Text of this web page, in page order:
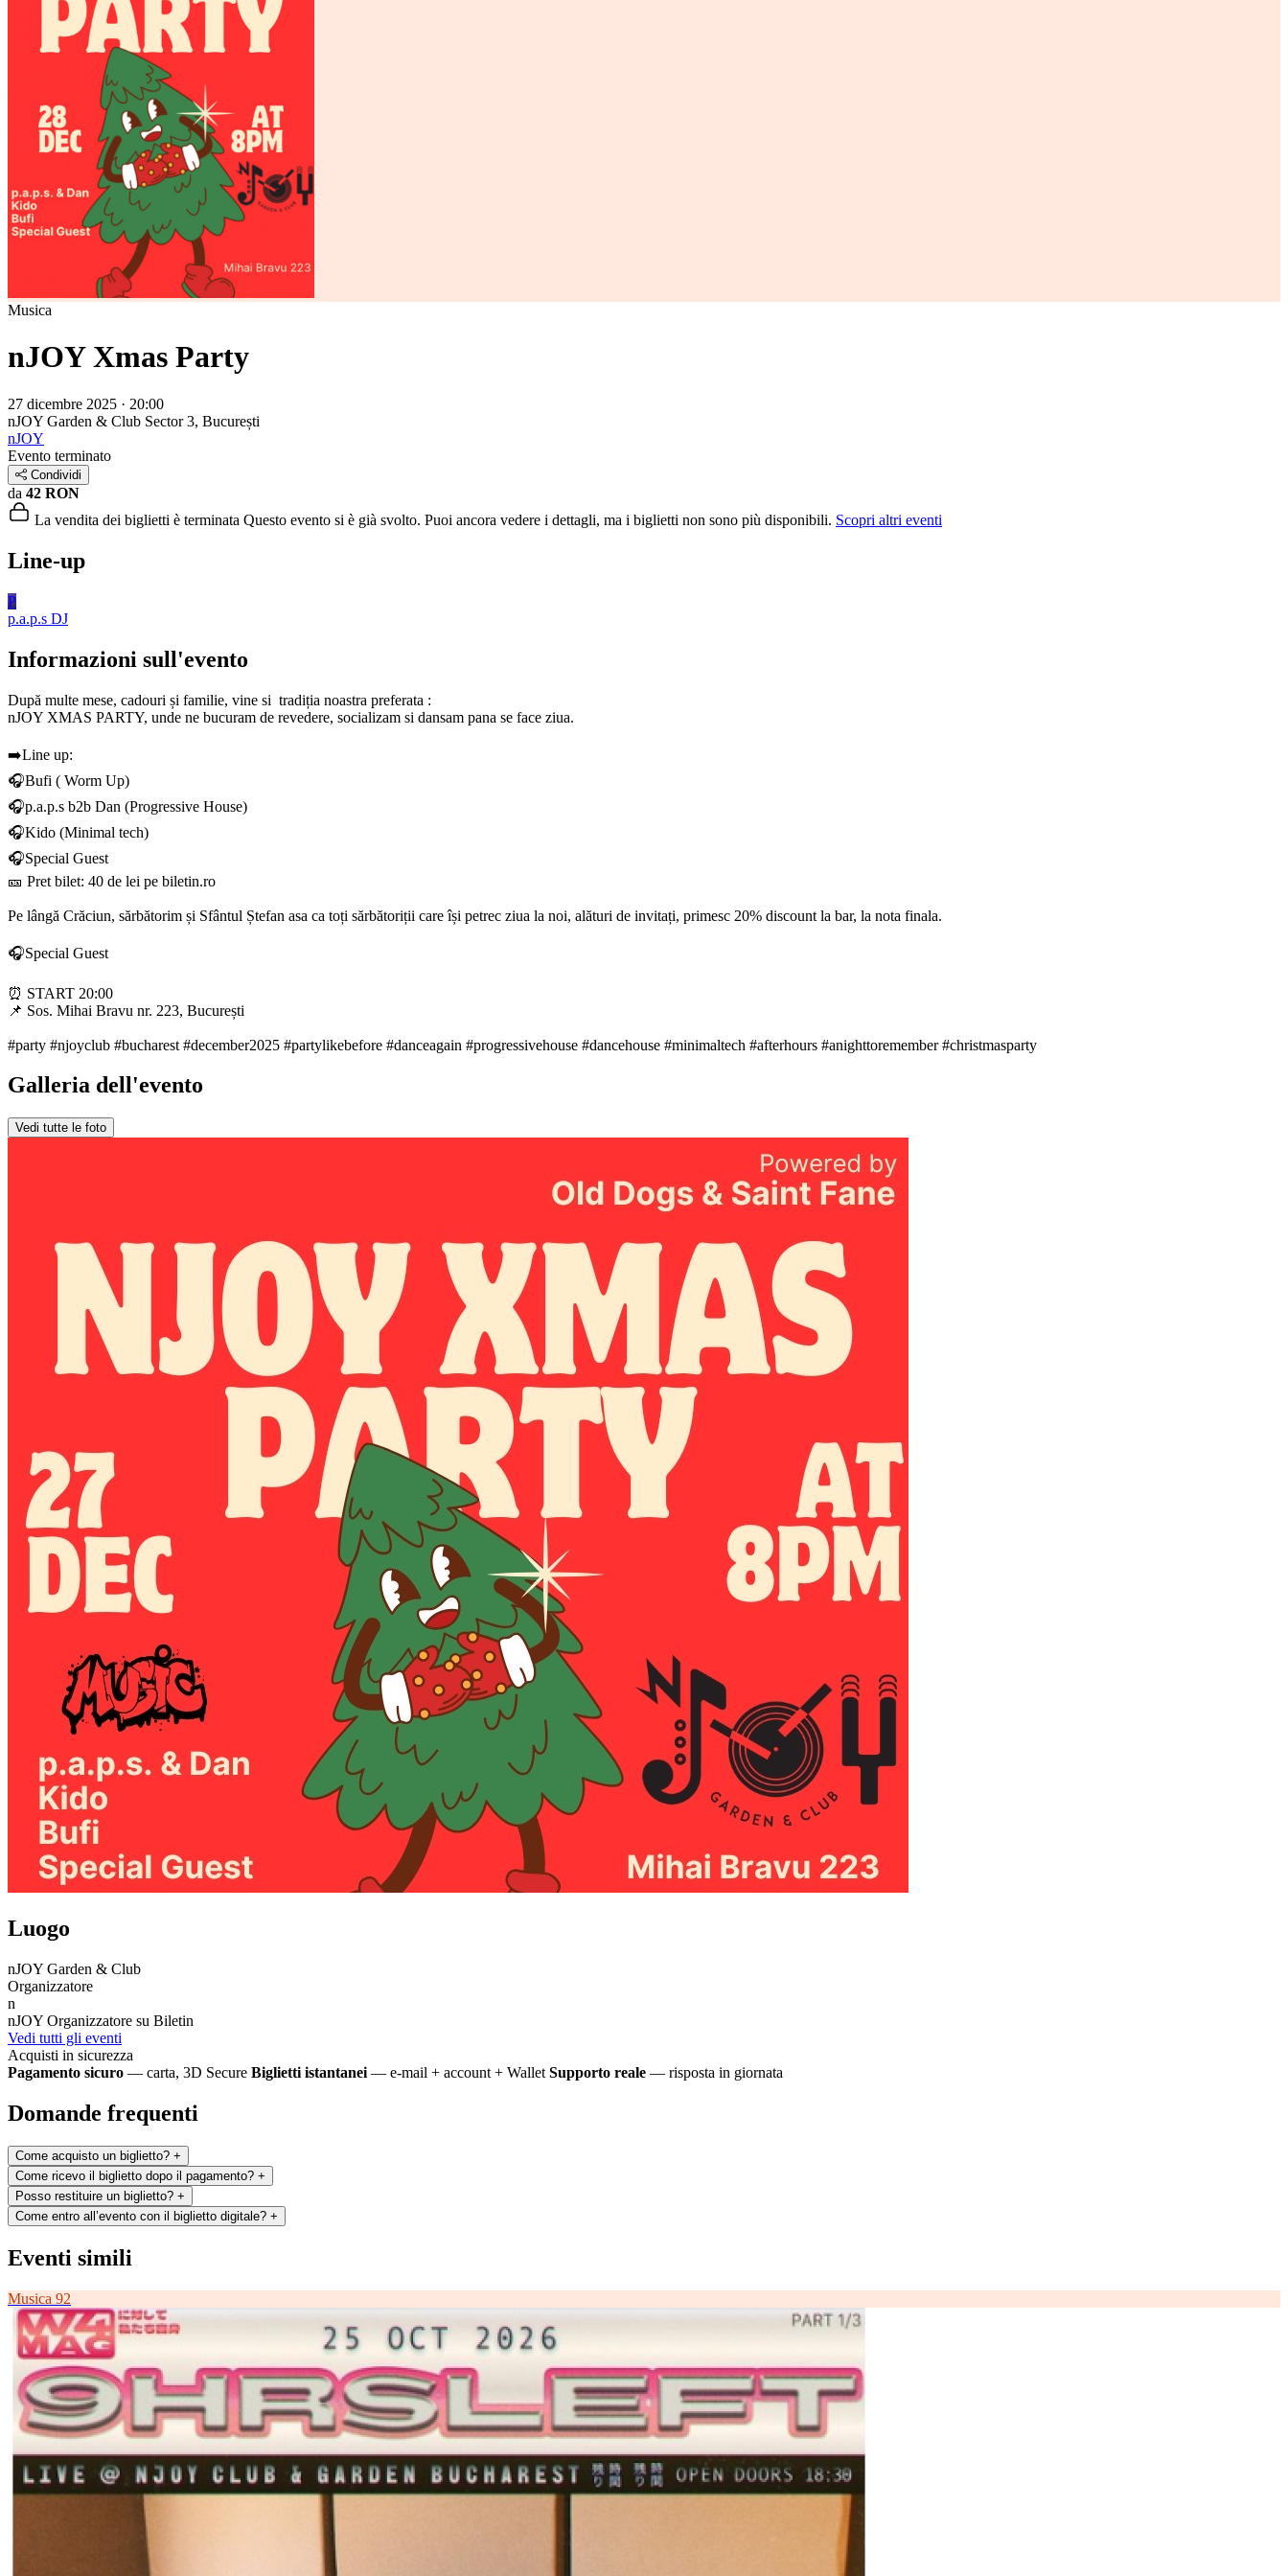
Musica
nJOY Xmas Party
27 dicembre 2025 · 20:00
nJOY Garden & Club Sector 3, București
nJOY
Evento terminato
Condividi
da 42 RON
La vendita dei biglietti è terminata Questo evento si è già svolto. Puoi ancora vedere i dettagli, ma i biglietti non sono più disponibili. Scopri altri eventi
Line-up
P
p.a.p.s DJ
Informazioni sull'evento
După multe mese, cadouri și familie, vine si tradiția noastra preferata :
nJOY XMAS PARTY, unde ne bucuram de revedere, socializam si dansam pana se face ziua.
➡️Line up:
🎧Bufi ( Worm Up)
🎧p.a.p.s b2b Dan (Progressive House)
🎧Kido (Minimal tech)
🎧Special Guest
🎫 Pret bilet: 40 de lei pe biletin.ro
Pe lângă Crăciun, sărbătorim și Sfântul Ștefan asa ca toți sărbătoriții care își petrec ziua la noi, alături de invitați, primesc 20% discount la bar, la nota finala.
🎧Special Guest
⏰ START 20:00
📌 Sos. Mihai Bravu nr. 223, București
#party #njoyclub #bucharest #december2025 #partylikebefore #danceagain #progressivehouse #dancehouse #minimaltech #afterhours #anighttoremember #christmasparty
Galleria dell'evento
Vedi tutte le foto
Luogo
nJOY Garden & Club
Organizzatore
n
nJOY Organizzatore su Biletin
Vedi tutti gli eventi
Acquisti in sicurezza
Pagamento sicuro — carta, 3D Secure Biglietti istantanei — e-mail + account + Wallet Supporto reale — risposta in giornata
Domande frequenti
Come acquisto un biglietto? +
Come ricevo il biglietto dopo il pagamento? +
Posso restituire un biglietto? +
Come entro all’evento con il biglietto digitale? +
Eventi simili
Musica 92